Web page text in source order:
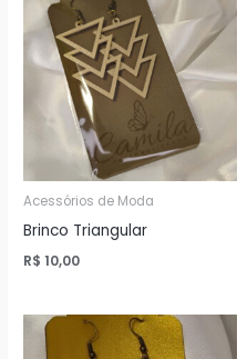
Acessórios de Moda
Brinco Triangular
R$ 10,00